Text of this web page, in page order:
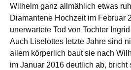
Wilhelm ganz allmählich etwas
Diamantene Hochzeit im Februar
unerwartete Tod von Tochter
Auch Liselottes letzte Jahre sind
allem körperlich baut sie nach
im Januar 2016 deutlich ab, bricht